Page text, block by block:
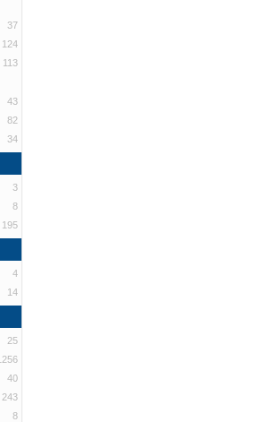
37
124
113
43
82
34
3
8
195
4
14
25
40
243
8